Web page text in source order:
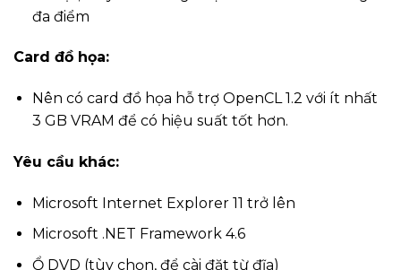
đa điểm
Card đồ họa:
Nên có card đồ họa hỗ trợ OpenCL 1.2 với ít nhất
3 GB VRAM để có hiệu suất tốt hơn.
Yêu cầu khác:
Microsoft Internet Explorer 11 trở lên
Microsoft .NET Framework 4.6
Ổ DVD (tùy chọn, để cài đặt từ đĩa)